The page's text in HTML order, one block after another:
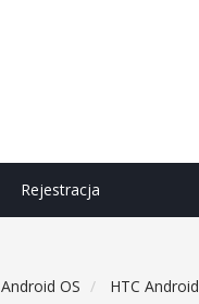
Rejestracja
Android OS HTC Android